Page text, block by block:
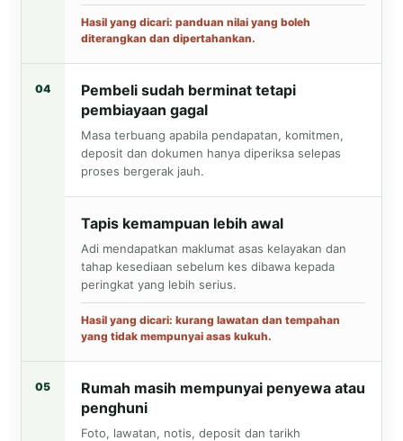
Hasil yang dicari: panduan nilai yang boleh
diterangkan dan dipertahankan.
04
Pembeli sudah berminat tetapi
pembiayaan gagal
Masa terbuang apabila pendapatan, komitmen,
deposit dan dokumen hanya diperiksa selepas
proses bergerak jauh.
Tapis kemampuan lebih awal
Adi mendapatkan maklumat asas kelayakan dan
tahap kesediaan sebelum kes dibawa kepada
peringkat yang lebih serius.
Hasil yang dicari: kurang lawatan dan tempahan
yang tidak mempunyai asas kukuh.
05
Rumah masih mempunyai penyewa atau
penghuni
Foto, lawatan, notis, deposit dan tarikh